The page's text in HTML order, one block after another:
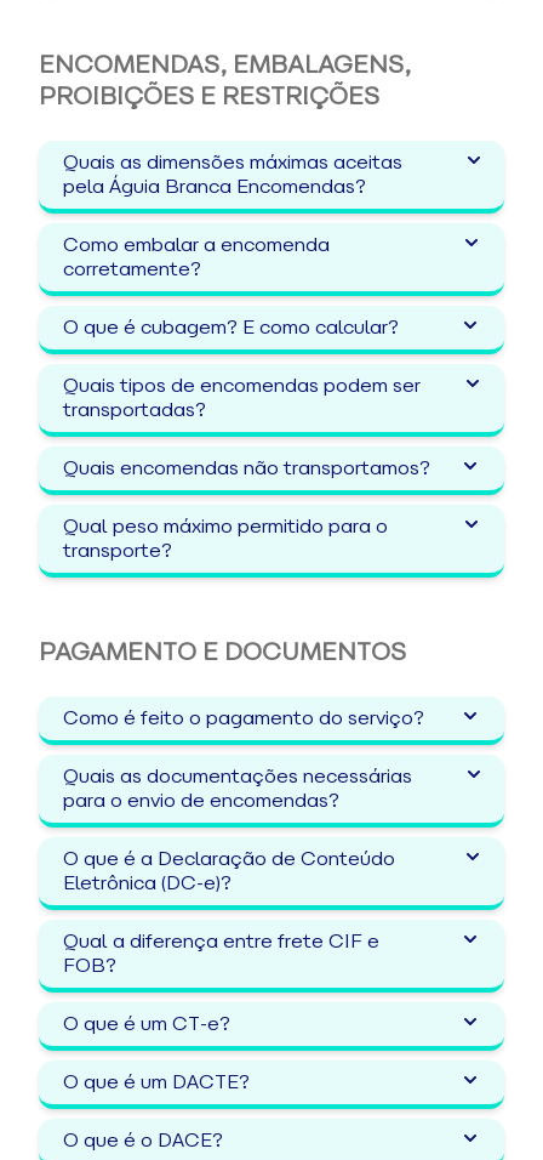
ENCOMENDAS, EMBALAGENS,
PROIBIÇÕES E RESTRIÇÕES
Quais as dimensões máximas aceitas
pela Águia Branca Encomendas?
Como embalar a encomenda
corretamente?
O que é cubagem? E como calcular?
Quais tipos de encomendas podem ser
transportadas?
Quais encomendas não transportamos?
Qual peso máximo permitido para o
transporte?
PAGAMENTO E DOCUMENTOS
Como é feito o pagamento do serviço?
Quais as documentações necessárias
para o envio de encomendas?
O que é a Declaração de Conteúdo
Eletrônica (DC-e)?
Qual a diferença entre frete CIF e
FOB?
O que é um CT-e?
O que é um DACTE?
O que é o DACE?